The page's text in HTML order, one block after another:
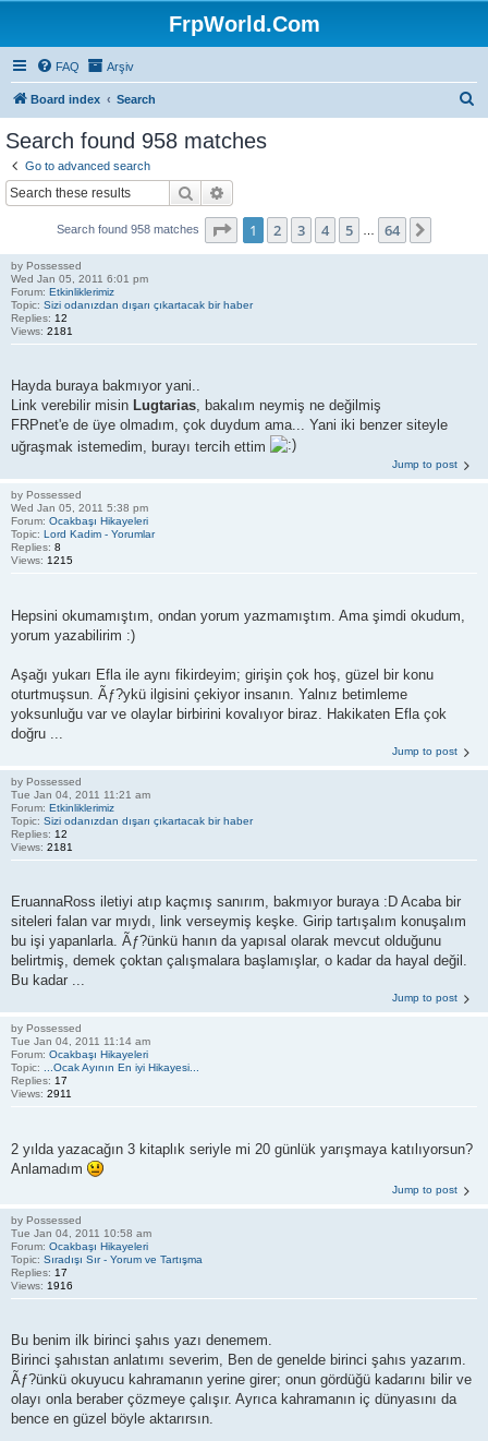
FrpWorld.Com
FAQ Arşiv
Board index Search
Search found 958 matches
Go to advanced search
Search
Search found 958 matches Page 1of 64
1 2 3 4 5 64
by Possessed
Wed Jan 05, 2011 6:01 pm
Forum: Etkinliklerimiz
Topic: Sizi odanızdan dışarı çıkartacak bir haber
Replies: 12
Views: 2181
Hayda buraya bakmıyor yani..
Link verebilir misin Lugtarias, bakalım neymiş ne değilmiş
FRPnet'e de üye olmadım, çok duydum ama... Yani iki benzer siteyle
uğraşmak istemedim, burayı tercih ettim
Jump to post
by Possessed
Wed Jan 05, 2011 5:38 pm
Forum: Ocakbaşı Hikayeleri
Topic: Lord Kadim - Yorumlar
Replies: 8
Views: 1215
Hepsini okumamıştım, ondan yorum yazmamıştım. Ama şimdi okudum,
yorum yazabilirim :)
Aşağı yukarı Efla ile aynı fikirdeyim; girişin çok hoş, güzel bir konu
oturtmuşsun. Ãƒ?ykü ilgisini çekiyor insanın. Yalnız betimleme
yoksunluğu var ve olaylar birbirini kovalıyor biraz. Hakikaten Efla çok
doğru ...
Jump to post
by Possessed
Tue Jan 04, 2011 11:21 am
Forum: Etkinliklerimiz
Topic: Sizi odanızdan dışarı çıkartacak bir haber
Replies: 12
Views: 2181
EruannaRoss iletiyi atıp kaçmış sanırım, bakmıyor buraya :D Acaba bir
siteleri falan var mıydı, link verseymiş keşke. Girip tartışalım konuşalım
bu işi yapanlarla. Ãƒ?ünkü hanın da yapısal olarak mevcut olduğunu
belirtmiş, demek çoktan çalışmalara başlamışlar, o kadar da hayal değil.
Bu kadar ...
Jump to post
by Possessed
Tue Jan 04, 2011 11:14 am
Forum: Ocakbaşı Hikayeleri
Topic:
...Ocak Ayının En iyi Hikayesi...
Replies: 17
Views: 2911
2 yılda yazacağın 3 kitaplık seriyle mi 20 günlük yarışmaya katılıyorsun?
Anlamadım
Jump to post
by Possessed
Tue Jan 04, 2011 10:58 am
Forum: Ocakbaşı Hikayeleri
Topic: Sıradışı Sır - Yorum ve Tartışma
Replies: 17
Views: 1916
Bu benim ilk birinci şahıs yazı denemem.
Birinci şahıstan anlatımı severim, Ben de genelde birinci şahıs yazarım.
Ãƒ?ünkü okuyucu kahramanın yerine girer; onun gördüğü kadarını bilir ve
olayı onla beraber çözmeye çalışır. Ayrıca kahramanın iç dünyasını da
bence en güzel böyle aktarırsın.